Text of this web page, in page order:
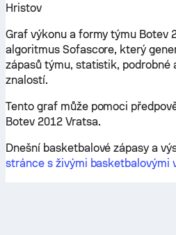
Hristov
Graf výkonu a formy týmu Botev
algoritmus Sofascore, který
zápasů týmu, statistik, podrobné
znalostí.
Tento graf může pomoci
Botev 2012 Vratsa.
Dnešní basketbalové zápasy a
stránce s živými basketbalovými